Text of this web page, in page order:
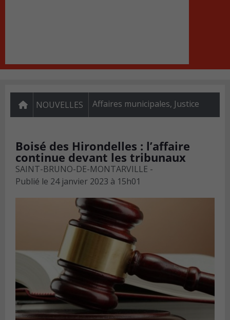
NOUVELLES Affaires municipales, Justice
Boisé des Hirondelles : l’affaire
continue devant les tribunaux
SAINT-BRUNO-DE-MONTARVILLE -
Publié le 24 janvier 2023 à 15h01